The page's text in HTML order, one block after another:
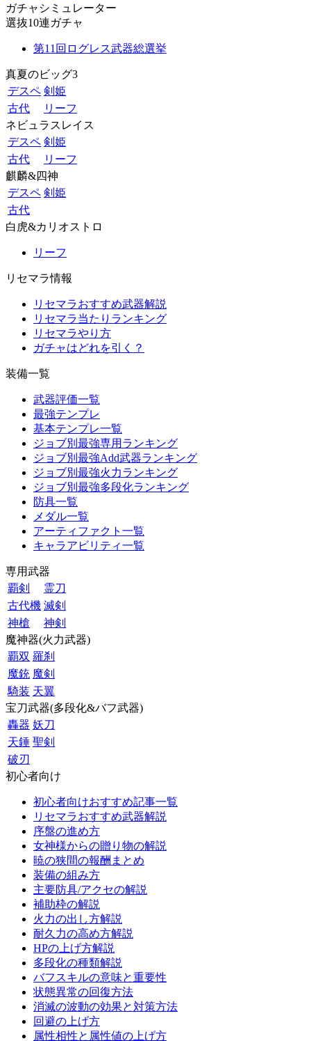
ガチャシミュレーター
選抜10連ガチャ
第11回ログレス武器総選挙
真夏のビッグ3
デスペ 剣姫
古代
リーフ
ネビュラスレイス
デスペ 剣姫
古代
リーフ
麒麟&四神
デスペ 剣姫
古代
白虎&カリオストロ
リーフ
リセマラ情報
リセマラおすすめ武器解説
リセマラ当たりランキング
リセマラやり方
ガチャはどれを引く？
装備一覧
武器評価一覧
最強テンプレ
基本テンプレ一覧
ジョブ別最強専用ランキング
ジョブ別最強Add武器ランキング
ジョブ別最強火力ランキング
ジョブ別最強多段化ランキング
防具一覧
メダル一覧
アーティファクト一覧
キャラアビリティ一覧
専用武器
覇剣
霊刀
古代機 滅剣
神槍
神剣
魔神器(火力武器)
覇双 羅刹
魔銃 魔剣
騎装 天翼
宝刀武器(多段化&バフ武器)
轟器 妖刀
天錘 聖剣
破刃
初心者向け
初心者向けおすすめ記事一覧
リセマラおすすめ武器解説
序盤の進め方
女神様からの贈り物の解説
暁の狭間の報酬まとめ
装備の組み方
主要防具/アクセの解説
補助枠の解説
火力の出し方解説
耐久力の高め方解説
HPの上げ方解説
多段化の種類解説
バフスキルの意味と重要性
状態異常の回復方法
消滅の波動の効果と対策方法
回避の上げ方
属性相性と属性値の上げ方